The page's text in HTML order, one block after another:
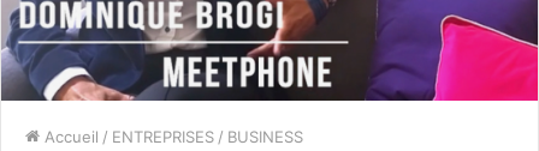
Accueil / ENTREPRISES / BUSINESS